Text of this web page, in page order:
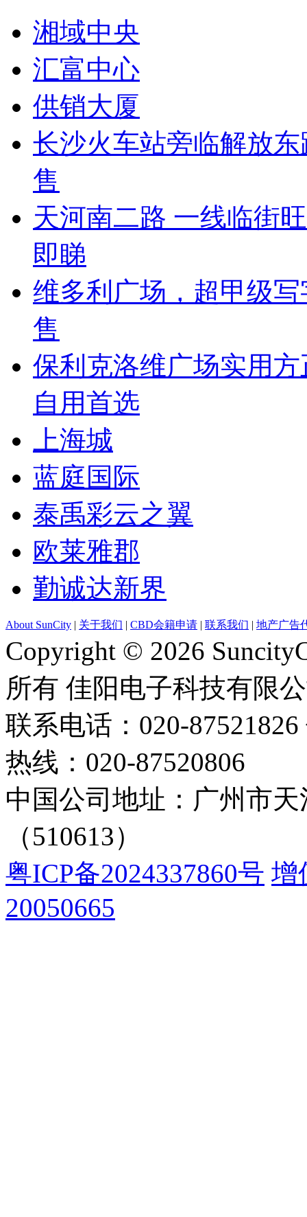
湘域中央
汇富中心
供销大厦
长沙火车站旁临解放
售
天河南二路 一线临街
即睇
维多利广场，超甲级
售
保利克洛维广场实用
自用首选
上海城
蓝庭国际
泰禹彩云之翼
欧莱雅郡
勤诚达新界
About SunCity | 关于我们 | CBD会籍申请 | 联系我们 | 地产广告
Copyright © 2026
所有 佳阳电子科技有限
联系电话：020-
热线：020-87520806
中国公司地址：广州市
（510613）
粤ICP备2024337860号 增
20050665